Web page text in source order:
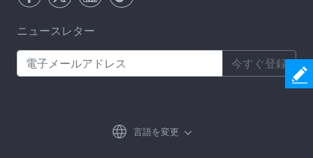
ニュースレター
今すぐ登録
言語を変更